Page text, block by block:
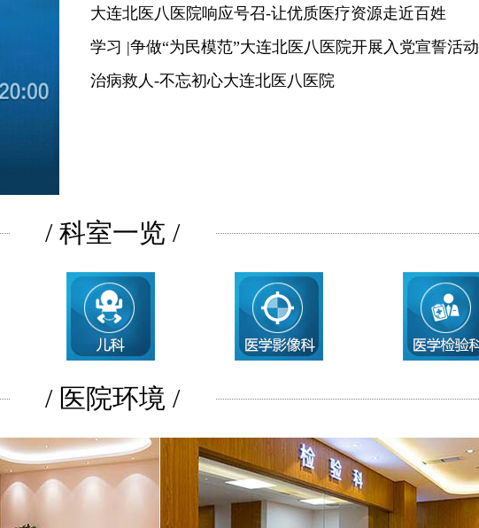
大连北医八医院响应号召-让优质医疗资源走近百姓
学习 |争做“为民模范”大连北医八医院开展入党宣誓活动
治病救人-不忘初心大连北医八医院
/ 科室一览 /
/ 医院环境 /